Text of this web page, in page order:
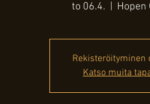
to 06.4. Hopen
Rekisteröityminen
Katso muita